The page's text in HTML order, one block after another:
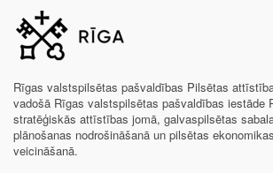
Rīgas valstspilsētas pašvaldības Pilsētas
vadošā Rīgas valstspilsētas pašvaldības iestāde
stratēģiskās attīstības jomā, galvaspilsētas
plānošanas nodrošināšanā un pilsētas
veicināšanā.